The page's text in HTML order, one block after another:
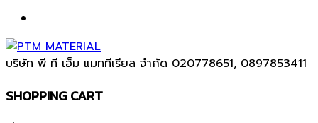
บริษัท พี ที เอ็ม แมททีเรียล จำกัด 020778651, 0897853411
SHOPPING CART